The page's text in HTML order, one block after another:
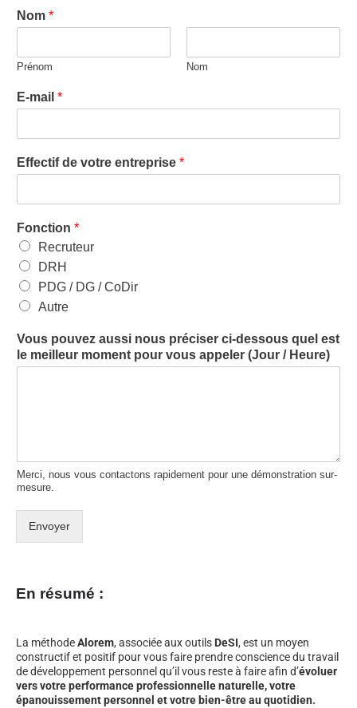
Nom *
Prénom Nom
E-mail *
Effectif de votre entreprise *
Fonction *
Recruteur
DRH
PDG / DG / CoDir
Autre
Vous pouvez aussi nous préciser ci-dessous quel est
le meilleur moment pour vous appeler (Jour / Heure)
Merci, nous vous contactons rapidement pour une démonstration sur-
mesure.
Envoyer
En résumé :
La méthodeAlorem, associée aux outils DeSI, est un moyen
constructif et positif pour vous faire prendre conscience du travail
de développement personnel qu’il vous reste à faire afin d’évoluer
vers votre performance professionnelle naturelle, votre
épanouissement personnel et votre bien-être au quotidien.